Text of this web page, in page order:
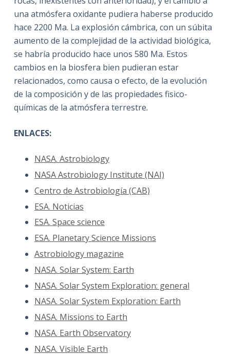
una atmósfera oxidante pudiera haberse producido
hace 2200 Ma. La explosión cámbrica, con un súbita
aumento de la complejidad de la actividad biológica,
se habría producido hace unos 580 Ma. Estos
cambios en la biosfera bien pudieran estar
relacionados, como causa o efecto, de la evolución
de la composición y de las propiedades fisico-
químicas de la atmósfera terrestre.
ENLACES:
NASA. Astrobiology
NASA Astrobiology Institute (NAI)
Centro de Astrobiología (CAB)
ESA. Noticias
ESA. Space science
ESA. Planetary Science Missions
Astrobiology magazine
NASA. Solar System: Earth
NASA. Solar System Exploration: general
NASA. Solar System Exploration: Earth
NASA. Missions to Earth
NASA. Earth Observatory
NASA. Visible Earth